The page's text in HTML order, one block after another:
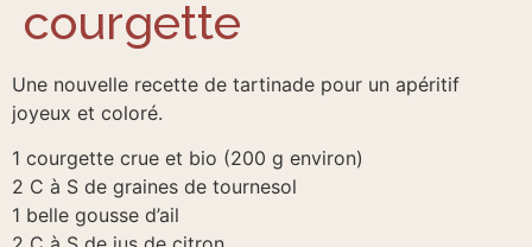
courgette
Une nouvelle recette de tartinade pour un apéritif
joyeux et coloré.
1 courgette crue et bio (200 g environ)
2 C à S de graines de tournesol
1 belle gousse d’ail